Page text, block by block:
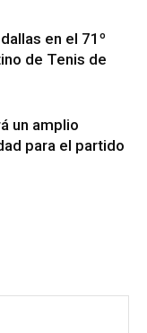
en el 71º
de Tenis de
un amplio
para el partido